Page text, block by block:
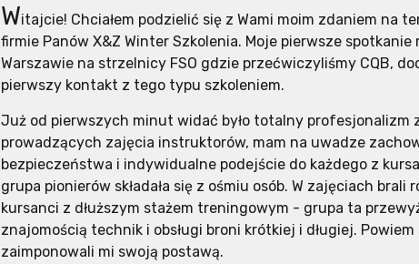
Witajcie! Chciałem podzielić się z Wami moim zdaniem na
firmie Panów X&Z Winter Szkolenia. Moje pierwsze spotkanie
Warszawie na strzelnicy FSO gdzie przećwiczyliśmy CQB,
pierwszy kontakt z tego typu szkoleniem.
Już od pierwszych minut widać było totalny profesjonalizm
prowadzących zajęcia instruktorów, mam na uwadze
bezpieczeństwa i indywidualne podejście do każdego z
grupa pionierów składała się z ośmiu osób. W zajęciach brali
kursanci z dłuższym stażem treningowym - grupa ta
znajomością technik i obsługi broni krótkiej i długiej.
zaimponowali mi swoją postawą.